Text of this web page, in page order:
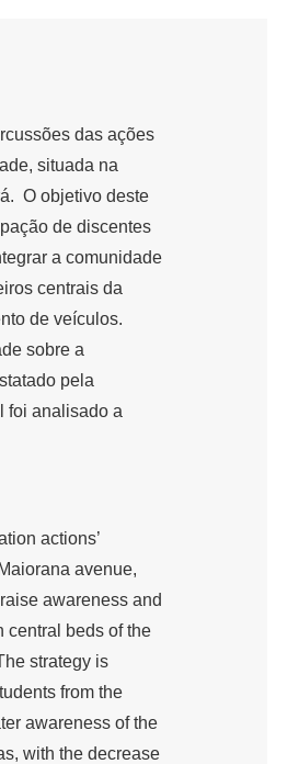
das ações
situada na
O objetivo deste
de discentes
a comunidade
centrais da
de veículos.
sobre a
pela
foi analisado a
actions’
avenue,
awareness and
central beds of the
strategy is
from the
awareness of the
with the decrease